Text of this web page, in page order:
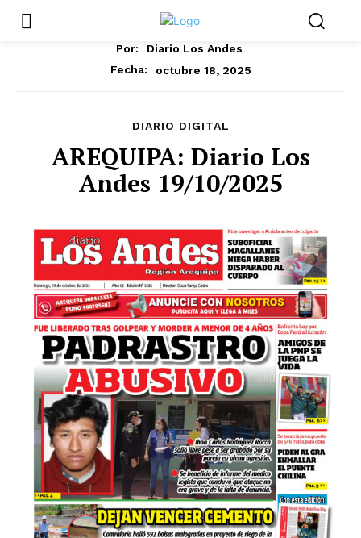
Por:
Diario Los Andes
Fecha:
octubre 18, 2025
DIARIO DIGITAL
AREQUIPA: Diario Los
Andes 19/10/2025